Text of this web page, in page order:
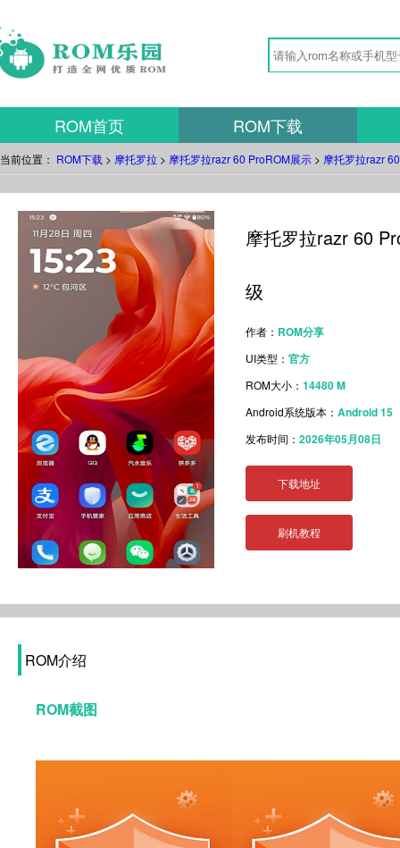
ROM首页 ROM下载
当前位置： ROM下载 > 摩托罗拉 > 摩托罗拉razr 60 ProROM展示 > 摩托罗拉razr
摩托罗拉razr 60
级
作者： ROM分享
UI类型：官方
ROM大小：14480 M
Android系统版本：Android 15
发布时间：2026年05月08日
下载地址
刷机教程
ROM介绍
ROM截图